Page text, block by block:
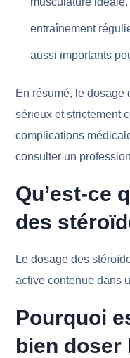
entraînement
aussi importants
En résumé, le dosage
sérieux et strictement
complications
consulter un
Qu’est-ce
des
Le dosage des
active contenue dans
Pourquoi
bien doser